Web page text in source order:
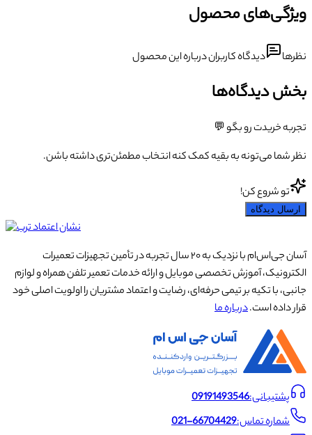
ویژگی‌های محصول
نظرها دیدگاه کاربران درباره این محصول
بخش دیدگاه‌ها
تجربه خریدت رو بگو 💬
نظر شما می‌تونه به بقیه کمک کنه انتخاب مطمئن‌تری داشته باشن.
تو شروع کن!
ارسال دیدگاه
آسان جی‌اس‌ام با نزدیک به ۲۰ سال تجربه در تأمین تجهیزات تعمیرات
الکترونیک، آموزش تخصصی موبایل و ارائه خدمات تعمیر تلفن همراه و لوازم
جانبی، با تکیه بر تیمی حرفه‌ای، رضایت و اعتماد مشتریان را اولویت اصلی خود
قرار داده است.درباره ما
پشتیبانی:09191493546
شماره تماس:021-66704429